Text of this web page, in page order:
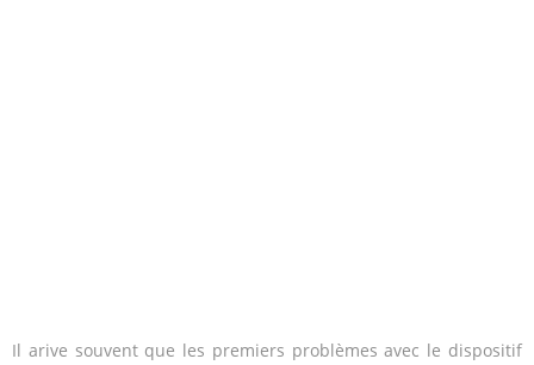
Il arive souvent que les premiers problèmes avec le dispositif